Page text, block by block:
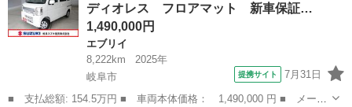
／両側パワ...
ディオレス フロアマット 新車保証…
1,490,000円
エブリイ
8,222km
2025年
岐阜市
提携サイト 7月31日
■ 支払総額: 154.5万円 ■ 車両本体価格： 1,490,000 円 ■ メーカ